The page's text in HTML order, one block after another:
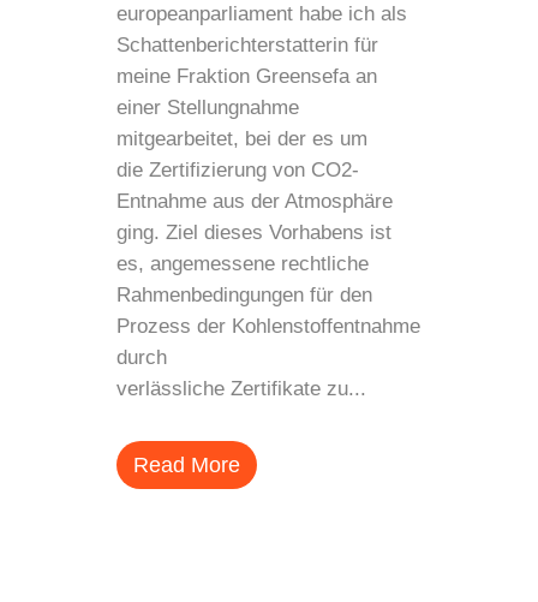
europeanparliament habe ich als
Schattenberichterstatterin für
meine Fraktion Greensefa an
einer Stellungnahme
mitgearbeitet, bei der es um
die Zertifizierung von CO2-
Entnahme aus der Atmosphäre
ging. Ziel dieses Vorhabens ist
es, angemessene rechtliche
Rahmenbedingungen für den
Prozess der Kohlenstoffentnahme
durch
verlässliche Zertifikate zu...
Read More